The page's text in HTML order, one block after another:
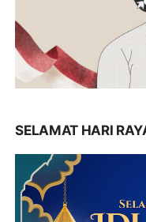
SELAMAT HARI